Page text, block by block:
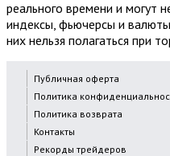
реального времени и могут
индексы, фьючерсы и
них нельзя полагаться при
Публичная оферта
Политика
Политика возврата
Контакты
Рекорды трейдеров